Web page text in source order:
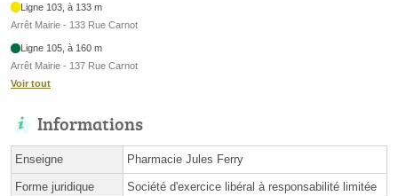
Ligne 103, à 133 m
Arrêt Mairie - 133 Rue Carnot
Ligne 105, à 160 m
Arrêt Mairie - 137 Rue Carnot
Voir tout
Informations
Enseigne Pharmacie Jules Ferry
Forme juridique Société d'exercice libéral à responsabilité limitée